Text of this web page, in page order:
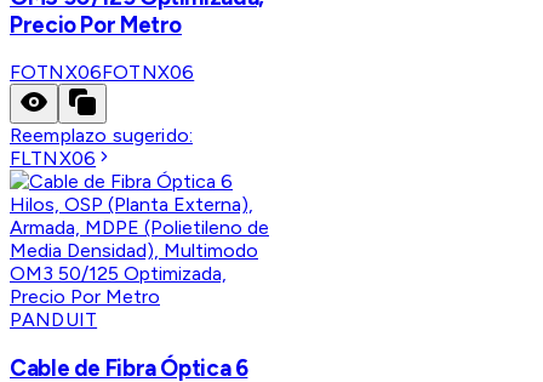
Precio Por Metro
FOTNX06FOTNX06
Reemplazo sugerido:
FLTNX06
PANDUIT
Cable de Fibra Óptica 6